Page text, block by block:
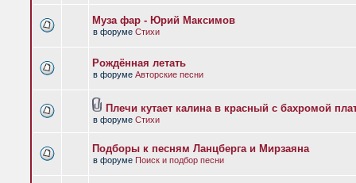
Муза фар - Юрий Максимов
в форуме Стихи
Рождённая летать
в форуме Авторские песни
Плечи кутает калина в красный с бахромой
в форуме Стихи
Подборы к песням Ланцберга и Мирзаяна
в форуме Поиск и подбор песни